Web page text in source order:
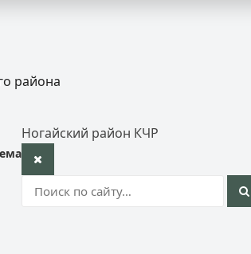
района
Ногайский район КЧР